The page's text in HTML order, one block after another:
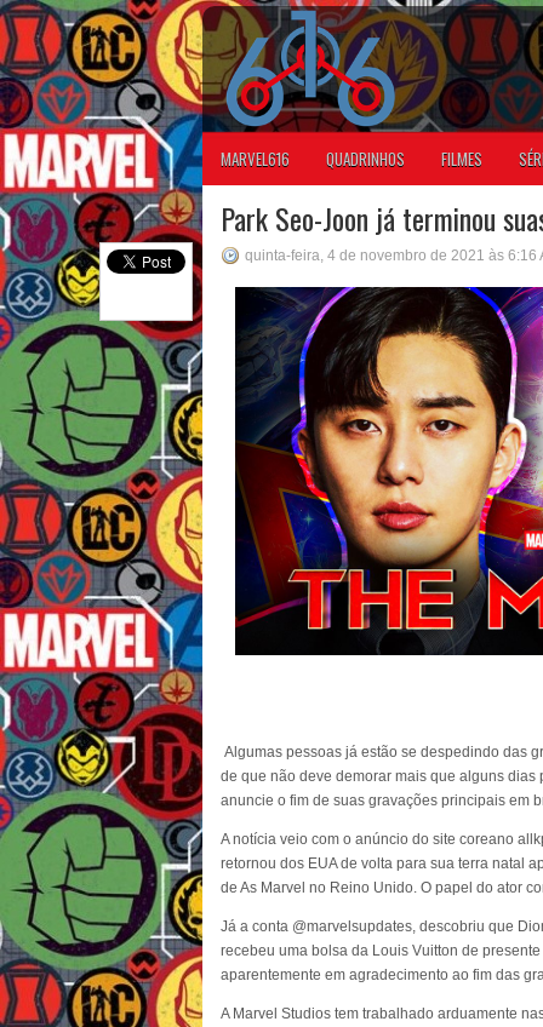
MARVEL616 QUADRINHOS FILMES
Park Seo-Joon já terminou
quinta-feira, 4 de novembro de 2021 às 6:16
Algumas pessoas já estão se despedindo das
de que não deve demorar mais que alguns
anuncie o fim de suas gravações principais em
A notícia veio com o anúncio do site coreano
retornou dos EUA de volta para sua terra natal
de As Marvel no Reino Unido. O papel do ator
Já a conta @marvelsupdates, descobriu que
recebeu uma bolsa da Louis Vuitton de
aparentemente em agradecimento ao fim das
A Marvel Studios tem trabalhado arduamente